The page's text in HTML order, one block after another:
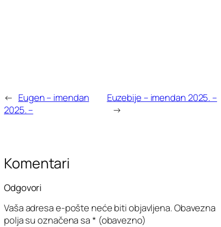
← Eugen – imendan
2025. –
Euzebije – imendan 2025. –
→
Komentari
Odgovori
Vaša adresa e-pošte neće biti objavljena.Obavezna
polja su označena sa* (obavezno)